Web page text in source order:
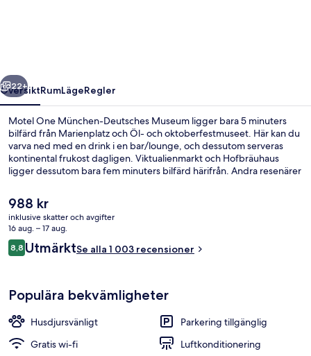
Nästa
22+
ÖversiktRumLägeRegler
Motel One München-Deutsches Museum ligger bara 5 minuters
bilfärd från Marienplatz och Öl- och oktoberfestmuseet. Här kan du
varva ned med en drink i en bar/lounge, och dessutom serveras
kontinental frukost dagligen. Viktualienmarkt och Hofbräuhaus
ligger dessutom bara fem minuters bilfärd härifrån. Andra resenärer
i närheten. Till Rosenheimer Platz station tar det 6 minuter att gå och
till Deutsches Museum spårvagnshållplats är det 6 minuter.
Det
nuvarande
priset
är
988 kr
988 kr
inklusive skatter och avgifter
16 aug. – 17 aug.
Recensioner
8,88,8 av 10,
UtmärktSe alla 1 003 recensioner
Populära bekvämligheter
Husdjursvänligt
Parkering tillgänglig
Gratis wi-fi
Luftkonditionering